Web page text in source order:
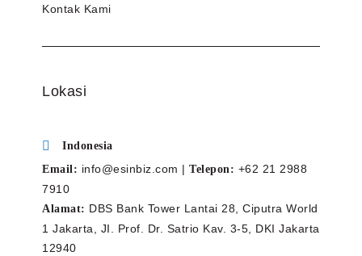
Kontak Kami
Lokasi
Indonesia
Email: info@esinbiz.com | Telepon: +62 21 2988
7910
Alamat: DBS Bank Tower Lantai 28, Ciputra World
1 Jakarta, JI. Prof. Dr. Satrio Kav. 3-5, DKI Jakarta
12940